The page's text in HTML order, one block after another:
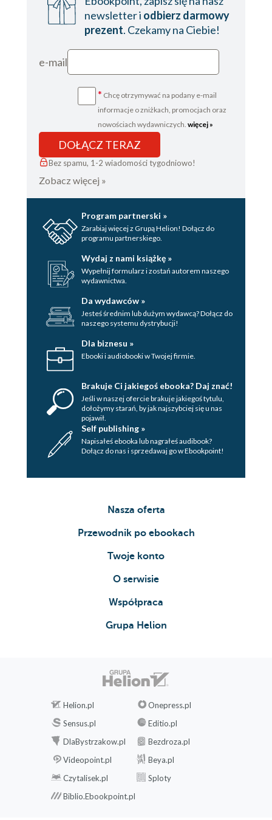
newsletter i odbierz darmowy
prezent. Czekamy na Ciebie!
e-mail
* Chcę otrzymywać na podany e-mail
informacje o zniżkach, promocjach oraz
nowościach wydawniczych. więcej »
DOŁĄCZ TERAZ
Bez spamu, 1-2 wiadomości tygodniowo!
Zobacz więcej »
Program partnerski »
Zarabiaj więcej z Grupą Helion! Dołącz do
programu partnerskiego.
Wydaj z nami książkę »
Wypełnij formularz i zostań autorem naszego
wydawnictwa.
Da wydawców »
Jesteś średnim lub dużym wydawcą? Dołącz do
naszego systemu dystrybucji!
Dla biznesu »
Ebooki i audiobooki w Twojej firmie.
Brakuje Ci jakiegoś ebooka? Daj znać!
Jeśli w naszej ofercie brakuje jakiegoś tytulu,
dołożymy starań, by jak najszybciej się u nas
pojawił.
Self publishing »
Napisałeś ebooka lub nagrałeś audibook?
Dołącz do nas i sprzedawaj go w Ebookpoint!
Nasza oferta
Przewodnik po ebookach
Twoje konto
O serwisie
Współpraca
Grupa Helion
Helion.pl
Onepress.pl
Sensus.pl
Editio.pl
DlaBystrzakow.pl
Bezdroza.pl
Videopoint.pl
Beya.pl
Czytalisek.pl
Sploty
Biblio.Ebookpoint.pl